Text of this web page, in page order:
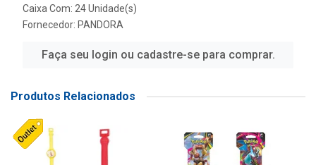
Caixa Com: 24 Unidade(s)
Fornecedor: PANDORA
Faça seu login ou cadastre-se para comprar.
Produtos Relacionados